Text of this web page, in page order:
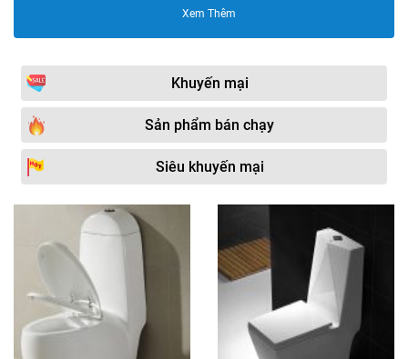
Bồn cầu xử lý chất thải
Bồn cầu TOTO Bồn cầu Royal
Nắp đậy bồn cầu
Bồn cầu Kohler Bồn cầu Moen
Bồn cầu Paffoni Bồn cầu két âm tường
Bồn cầu VIGLACERA
Bồn cầu Bancoot Bồn cầu thoát ngang
Bồn cầu Duravit Bồn cầu JOMOO
Bồn cầu Moonoah Phụ kiện bồn cầu
Bồn cầu Hafele Bồn cầu GROHE
Bồn cầu SW Dauer Bồn cầu Sewo
Xem Thêm
Khuyến mại
Sản phẩm bán chạy
Siêu khuyến mại